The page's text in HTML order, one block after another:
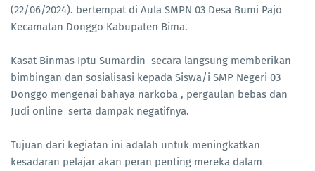
(22/06/2024). bertempat di Aula SMPN 03 Desa Bumi Pajo
Kecamatan Donggo Kabupaten Bima.
Kasat Binmas Iptu Sumardin secara langsung memberikan
bimbingan dan sosialisasi kepada Siswa/i SMP Negeri 03
Donggo mengenai bahaya narkoba , pergaulan bebas dan
Judi online serta dampak negatifnya.
Tujuan dari kegiatan ini adalah untuk meningkatkan
kesadaran pelajar akan peran penting mereka dalam